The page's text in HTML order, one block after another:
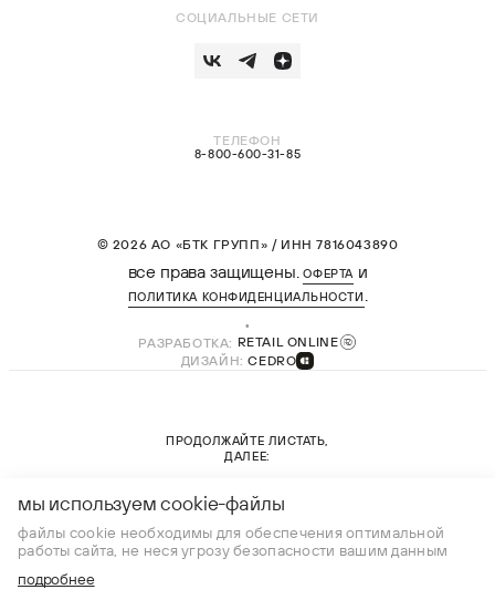
СОЦИАЛЬНЫЕ СЕТИ
ТЕЛЕФОН
8-800-600-31-85
© 2026 АО «БТК ГРУПП» / ИНН 7816043890
все права защищены.ОФЕРТА и
ПОЛИТИКА КОНФИДЕНЦИАЛЬНОСТИ
РАЗРАБОТКА: RETAIL ONLINE
ДИЗАЙН:CEDRO
ПРОДОЛЖАЙТЕ ЛИСТАТЬ,
ДАЛЕЕ:
новая коллекция
мы используем cookie-файлы
файлы cookie необходимы для обеспечения оптимальной
работы сайта, не неся угрозу безопасности вашим данным
подробнее